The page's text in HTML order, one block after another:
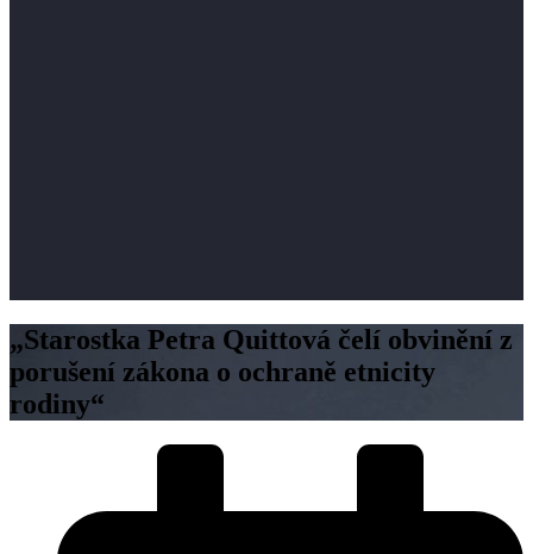
„Starostka Petra Quittová čelí obvinění z
porušení zákona o ochraně etnicity
rodiny“